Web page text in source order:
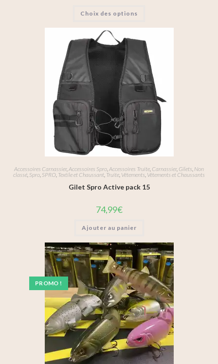
Choix des options
Accessoires Carnassier,Accessoires Spro,Accessoires Truite, Carnassier, Gilets, Non
classé, Spro, SPRO, Textile et Chaussant, Truite, Vêtements, Vêtements et Chaussants
Gilet Spro Active pack 15
74,99€
Ajouter au panier
PROMO !